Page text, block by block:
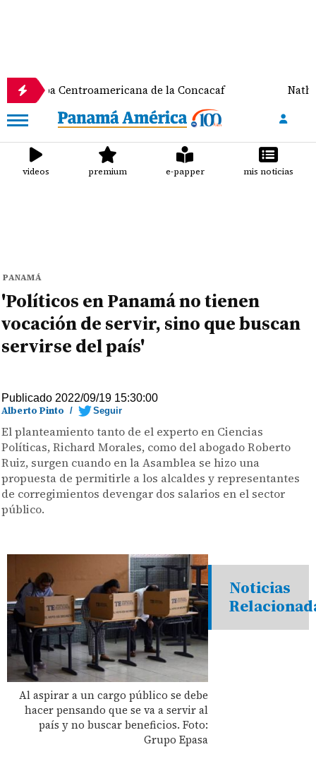
de la Concacaf Nathalee Aranda
videos premium e-papper mis noticias
PANAMÁ
'Políticos en Panamá no tienen
vocación de servir, sino que buscan
servirse del país'
Publicado 2022/09/19 15:30:00
Alberto Pinto / Seguir
El planteamiento tanto de el experto en Ciencias
Políticas, Richard Morales, como del abogado Roberto
Ruiz, surgen cuando en la Asamblea se hizo una
propuesta de permitirle a los alcaldes y representantes
de corregimientos devengar dos salarios en el sector
público.
Al aspirar a un cargo público se debe
hacer pensando que se va a servir al
país y no buscar beneficios. Foto:
Grupo Epasa
Noticias